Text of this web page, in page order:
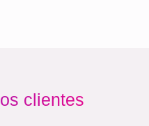
clientes